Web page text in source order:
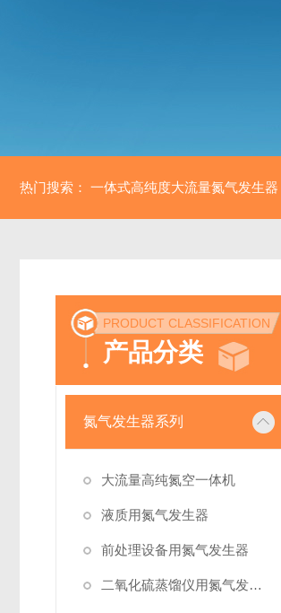
热门搜索： 一体式高纯度大流量氮气发生器
PRODUCT CLASSIFICATION
产品分类
氮气发生器系列
大流量高纯氮空一体机
液质用氮气发生器
前处理设备用氮气发生器
二氧化硫蒸馏仪用氮气发生器